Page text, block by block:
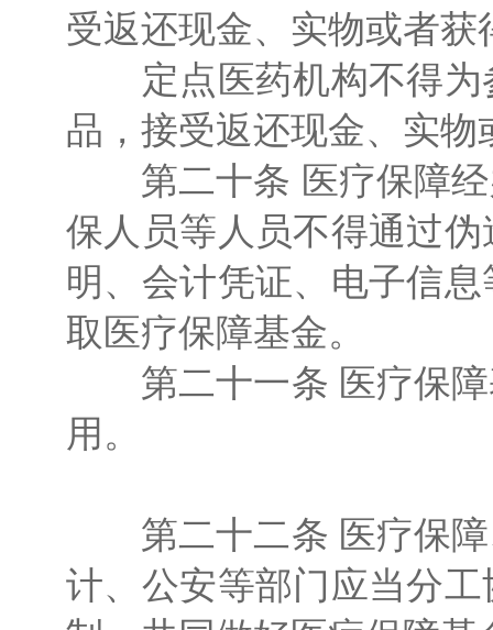
受返还现金、实物或者
定点医药机构不得为
品，接受返还现金、实
第二十条 医疗保障经
保人员等人员不得通过
明、会计凭证、电子信
取医疗保障基金。
第二十一条 医疗保障
用。
第二十二条 医疗保障
计、公安等部门应当分